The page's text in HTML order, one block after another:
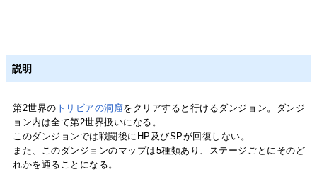
説明
第2世界の トリビアの洞窟をクリアすると行けるダンジョン。ダンジ
ョン内は全て第2世界扱いになる。
このダンジョンでは戦闘後にHP及びSPが回復しない。
また、このダンジョンのマップは5種類あり、ステージごとにそのど
れかを通ることになる。